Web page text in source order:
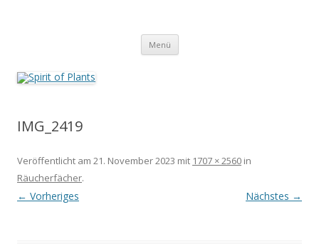
Menü
IMG_2419
Veröffentlicht am 21. November 2023 mit 1707 × 2560 in
Räucherfächer.
← Vorheriges Nächstes →